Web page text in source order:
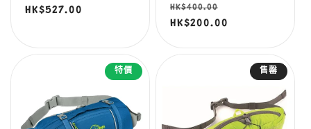
價
價
HK$527.00
定
價
HK$400.00
價
HK$200.00
特價 售罄